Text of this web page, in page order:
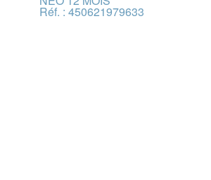
Réf. : 450621979633